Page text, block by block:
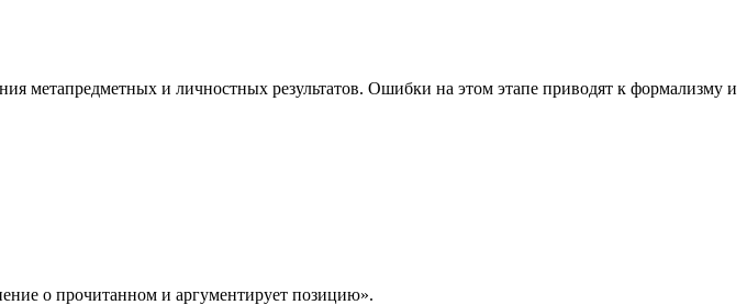
метапредметных и личностных результатов. Ошибки на этом этапе приводят к формализму и
о прочитанном и аргументирует позицию».